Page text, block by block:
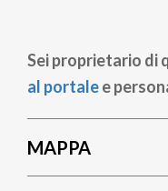
Sei proprietario di
al portalee
MAPPA